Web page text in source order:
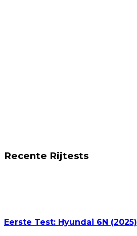
Recente Rijtests
Eerste Test: Hyundai 6N (2025)